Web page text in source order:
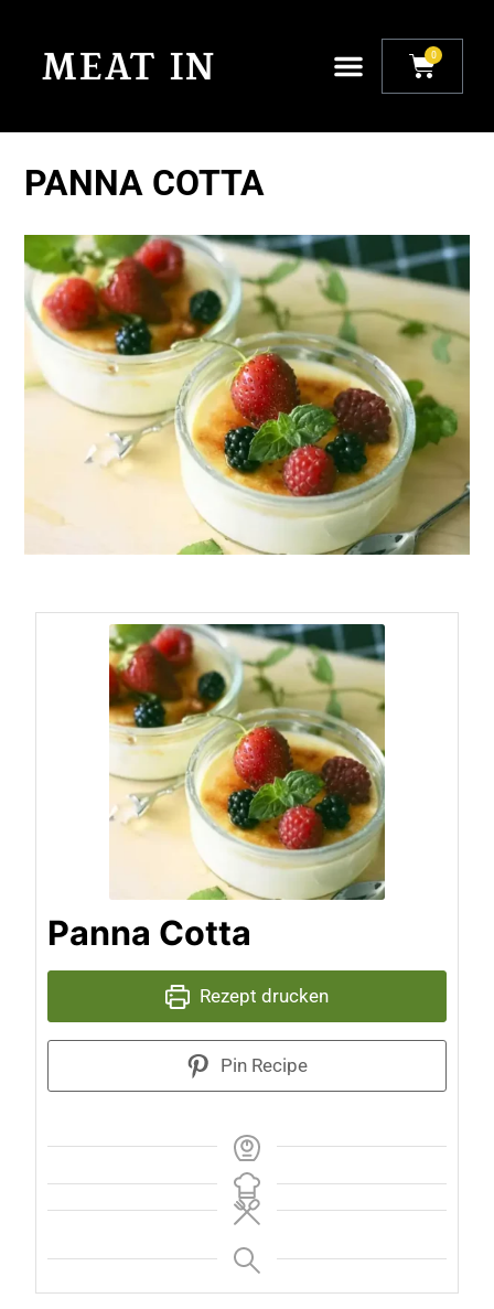
0
PANNA COTTA
Panna Cotta
Rezept drucken
Pin Recipe